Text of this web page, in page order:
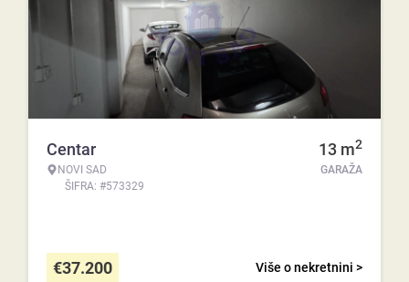
Centar
NOVI SAD
ŠIFRA: #573329
13 m2
GARAŽA
Više o nekretnini >
€37.200